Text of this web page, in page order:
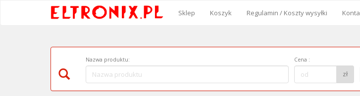
Sklep Koszyk Regulamin / Koszty wysyłki
Nazwa produktu: Cena od
:
zł